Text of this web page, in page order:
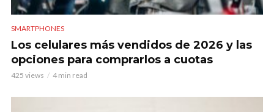
SMARTPHONES
Los celulares más vendidos de 2026 y las
opciones para comprarlos a cuotas
425 views 4 min read